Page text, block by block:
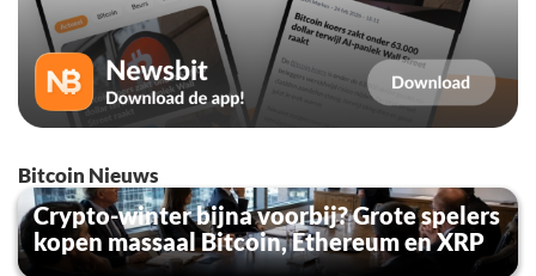
Bitcoin Nieuws
Crypto-winter bijna voorbij? Grote spelers
kopen massaal Bitcoin, Ethereum en XRP